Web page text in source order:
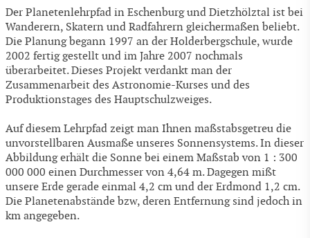
Der Planetenlehrpfad in Eschenburg und Dietzhölztal ist bei
Wanderern, Skatern und Radfahrern gleichermaßen beliebt.
Die Planung begann 1997 an der Holderbergschule, wurde
2002 fertig gestellt und im Jahre 2007 nochmals
überarbeitet. Dieses Projekt verdankt man der
Zusammenarbeit des Astronomie-Kurses und des
Produktionstages des Hauptschulzweiges.
Auf diesem Lehrpfad zeigt man Ihnen maßstabsgetreu die
unvorstellbaren Ausmaße unseres Sonnensystems. In dieser
Abbildung erhält die Sonne bei einem Maßstab von 1 : 300
000 000 einen Durchmesser von 4,64 m. Dagegen mißt
unsere Erde gerade einmal 4,2 cm und der Erdmond 1,2 cm.
Die Planetenabstände bzw, deren Entfernung sind jedoch in
km angegeben.